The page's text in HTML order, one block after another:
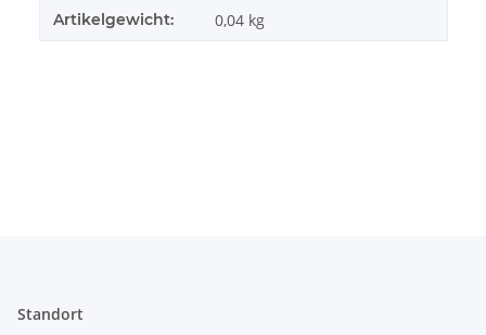
Artikelgewicht: 0,04 kg
Standort